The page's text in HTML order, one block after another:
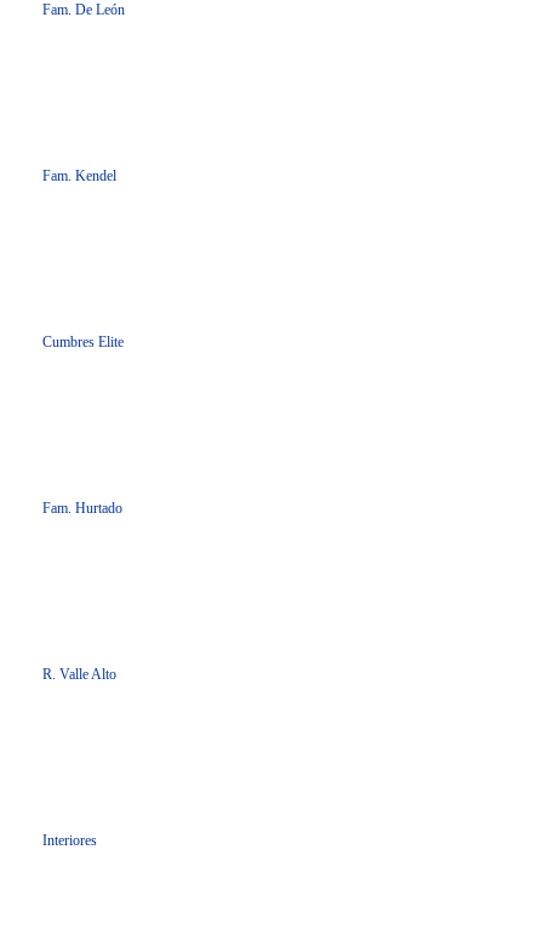
Fam. De León
Fam. Kendel
Cumbres Elite
Fam. Hurtado
R. Valle Alto
Interiores